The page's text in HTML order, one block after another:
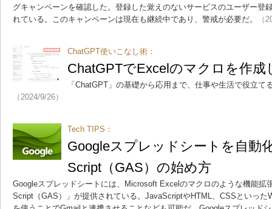
グキャンペーンを確認した。登録した覚えのないサービスのユーザー登
れている。このキャンペーンは現在も継続中であり、警戒が必要だ。
（
ChatGPT使いこなし術：
ChatGPTでExcelのマクロを作成
「ChatGPT」の基礎から応用まで、仕事や生活で役立て
（2024/9/26）
Tech TIPS：
Googleスプレッドシートを自動
Script（GAS）の始め方
Googleスプレッドシートには、Microsoft Excelのマクロのような機能拡
Script（GAS）」が提供されている。JavaScriptやHTML、CSSといった